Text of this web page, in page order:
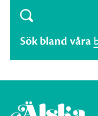
Sök bland våra